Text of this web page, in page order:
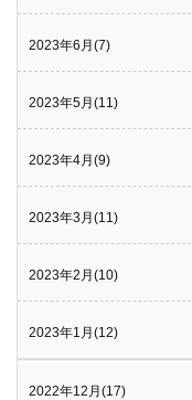
2023年6月(7)
2023年5月(11)
2023年4月(9)
2023年3月(11)
2023年2月(10)
2023年1月(12)
2022年12月(17)